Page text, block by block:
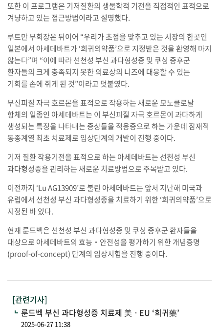
또한 이 프로그램은 기저질환의 생물학적 기전을 직접적인 표적으로
겨냥하고 있는 접근방법이라고 설명했다.
루트만 부회장은 뒤이어 “우리가 초점을 맞추고 있는 시장의 한곳인
일본에서 아세데바트가 ‘희귀의약품’으로 지정받은 것을 환영해 마지
않는다”며 “이에 따라 선천성 부신 과다형성증 및 쿠싱 증후군
환자들의 크게 충족되지 못한 의료상의 니즈에 대응할 수 있는
기회를 손에 쥐게 된 것”이라고 덧붙였다.
부신피질 자극 호르몬을 표적으로 작용하는 새로운 모노클로날
항체의 일종인 아세데바트는 이 부신피질 자극 호르몬이 과다하게
생성되는 특징을 나타내는 증상들을 적응증으로 하는 가운데 잠재적
동종계열 최초 치료제로 임상단계의 개발이 진행 중이다.
기저 질환 작용기전을 표적으로 하는 아세데바트는 선천성 부신
과다형성증을 관리하는 새로운 치료방법으로 주목받고 있다.
이전까지 ‘Lu AG13909’로 불린 아세데바트는 앞서 지난해 미국과
유럽에서 선천성 부신 과다형성증을 치료하기 위한 ‘희귀의약품’으로
지정된 바 있다.
현재 룬드벡은 선천성 부신 과다형성증 및 쿠싱 증후군 환자들을
대상으로 아세데바트의 효능‧안전성을 평가하기 위한 개념증명
(proof-of-concept) 단계의 임상시험을 진행 중이다.
[관련기사]
룬드벡 부신 과다형성증 치료제 美ㆍEU ‘희귀藥’
2025-06-27 11:38